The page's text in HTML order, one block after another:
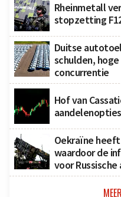
Rheinmetall
stopzetting
Duitse
schulden,
concurrentie
Hof van
Oekraïne
waardoor de
voor Russische